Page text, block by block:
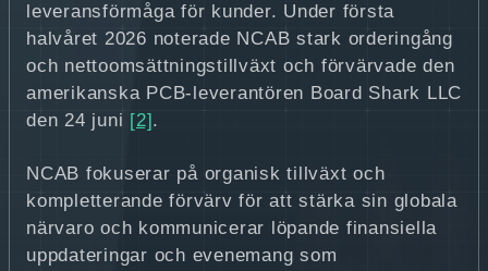
leveransförmåga för kunder. Under första
halvåret 2026 noterade NCAB stark orderingång
och nettoomsättningstillväxt och förvärvade den
amerikanska PCB-leverantören Board Shark LLC
den 24 juni [2] .
NCAB fokuserar på organisk tillväxt och
kompletterande förvärv för att stärka sin globala
närvaro och kommunicerar löpande finansiella
uppdateringar och evenemang som